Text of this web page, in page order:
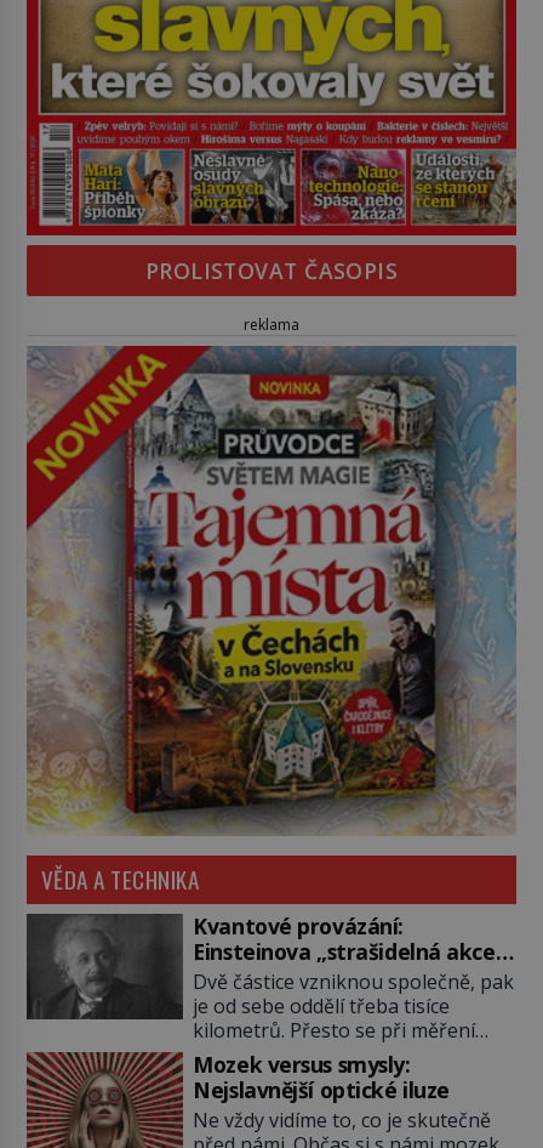
PROLISTOVAT ČASOPIS
reklama
VĚDA A TECHNIKA
Kvantové provázání:
Einsteinova „strašidelná akce
na dálku“ dál mate i fascinuje
vědce
Dvě částice vzniknou společně, pak
je od sebe oddělí třeba tisíce
kilometrů. Přesto se při měření
chovají, jako by mezi nimi
existovalo neviditelné pouto. Albert
Einstein tomu s jistou dávkou
ironie říká „strašidelná akce na
Mozek versus smysly:
Nejslavnější optické iluze
Ne vždy vidíme to, co je skutečně